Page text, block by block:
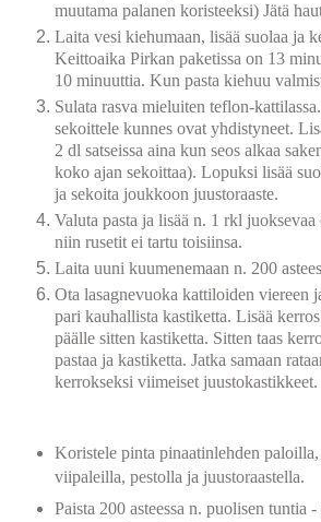
muutama palanen koristeeksi) Jätä
Laita vesi kiehumaan, lisää suolaa ja
Keittoaika Pirkan paketissa on 13
10 minuuttia. Kun pasta kiehuu
Sulata rasva mieluiten teflon-
sekoittele kunnes ovat yhdistyneet.
2 dl satseissa aina kun seos alkaa
koko ajan sekoittaa). Lopuksi lisää
ja sekoita joukkoon juustoraaste.
Valuta pasta ja lisää n. 1 rkl
niin rusetit ei tartu toisiinsa.
Laita uuni kuumenemaan n. 200
Ota lasagnevuoka kattiloiden viereen
pari kauhallista kastiketta. Lisää
päälle sitten kastiketta. Sitten taas
pastaa ja kastiketta. Jatka samaan
kerrokseksi viimeiset juustokastikkeet.
Koristele pinta pinaatinlehden
viipaleilla, pestolla ja juustoraastella.
Paista 200 asteessa n. puolisen tuntia